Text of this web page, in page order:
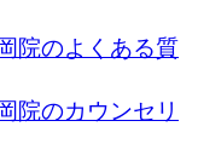
院のよくある質
院のカウンセリ